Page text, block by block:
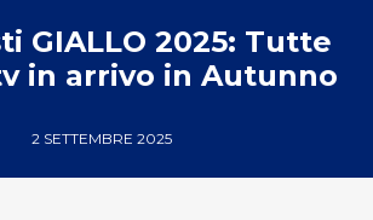
GIALLO 2025: Tutte
in arrivo in Autunno
2 SETTEMBRE 2025